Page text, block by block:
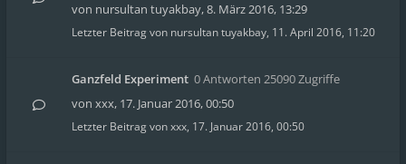
von nursultan tuyakbay,8. März 2016, 13:29
Letzter Beitrag von nursultan tuyakbay, 11. April 2016, 11:20
Ganzfeld Experiment 0 Antworten 25090 Zugriffe
von xxx, 17. Januar 2016, 00:50
Letzter Beitrag vonxxx, 17. Januar 2016, 00:50